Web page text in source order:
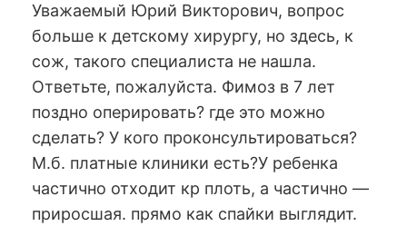
Уважаемый Юрий Викторович, вопрос
больше к детскому хирургу, но здесь, к
сож, такого специалиста не нашла.
Ответьте, пожалуйста. Фимоз в 7 лет
поздно оперировать? где это можно
сделать? У кого проконсультироваться?
М.б. платные клиники есть?У ребенка
частично отходит кр плоть, а частично —
приросшая. прямо как спайки выглядит.